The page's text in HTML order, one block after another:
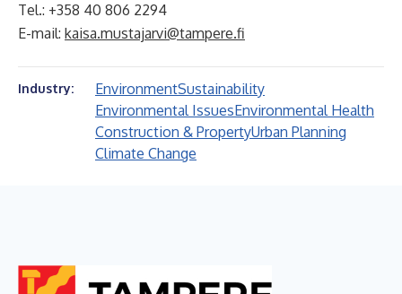
Tel.: +358 40 806 2294
E-mail: kaisa.mustajarvi@tampere.fi
Industry: EnvironmentSustainability
Environmental IssuesEnvironmental Health
Construction & PropertyUrban Planning
Climate Change